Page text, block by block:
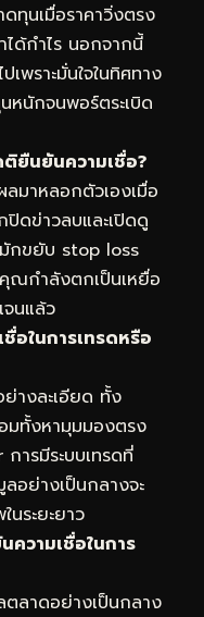
ทุนเมื่อราคาวิ่งตรง
ได้กำไร นอกจากนี้
พราะมั่นใจในทิศทาง
หนักจนพอร์ตระเบิด
ติยืนยันความเชื่อ?
มาหลอกตัวเองเมื่อ
ปิดข่าวลบและเปิดดู
กขยับ stop loss
กำลังตกเป็นเหยื่อ
นแล้ว
อในการเทรดหรือ
างละเอียด ทั้ง
มทั้งหามุมมองตรง
ารมีระบบเทรดที่
ลอย่างเป็นกลางจะ
ระยะยาว
วามเชื่อในการ
ตลาดอย่างเป็นกลาง